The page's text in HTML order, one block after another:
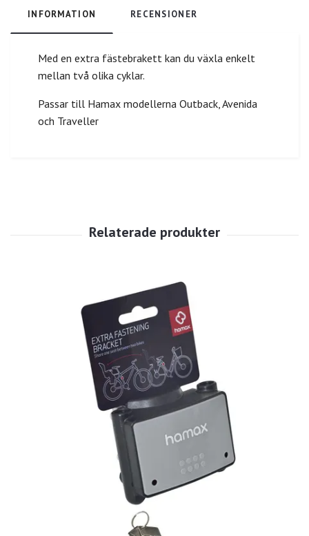
INFORMATION RECENSIONER
Med en extra fästebrakett kan du växla enkelt
mellan två olika cyklar.
Passar till Hamax modellerna Outback, Avenida
och Traveller